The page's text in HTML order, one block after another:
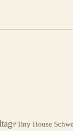
Tiny House